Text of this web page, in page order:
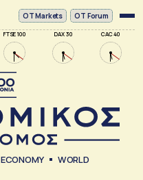
FTSE 100 DAX 30 CAC 40
ΟΤ Markets OT Forum
ECONOMY WORLD